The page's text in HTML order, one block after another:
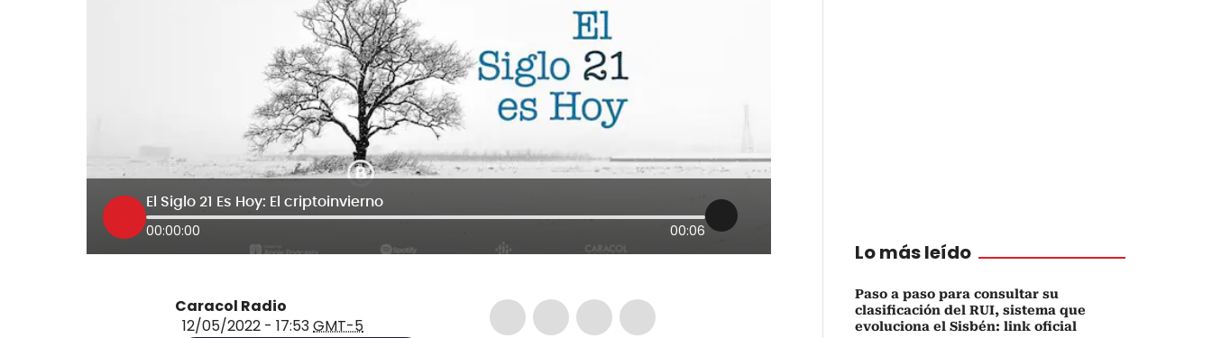
El Siglo 21 Es Hoy: El criptoinvierno
00:00:00 00:06
Caracol Radio
12/05/2022 - 17:53GMT-5
Lo más leído
Paso a paso para consultar su
clasificación del RUI, sistema que
evoluciona el Sisbén: link oficial